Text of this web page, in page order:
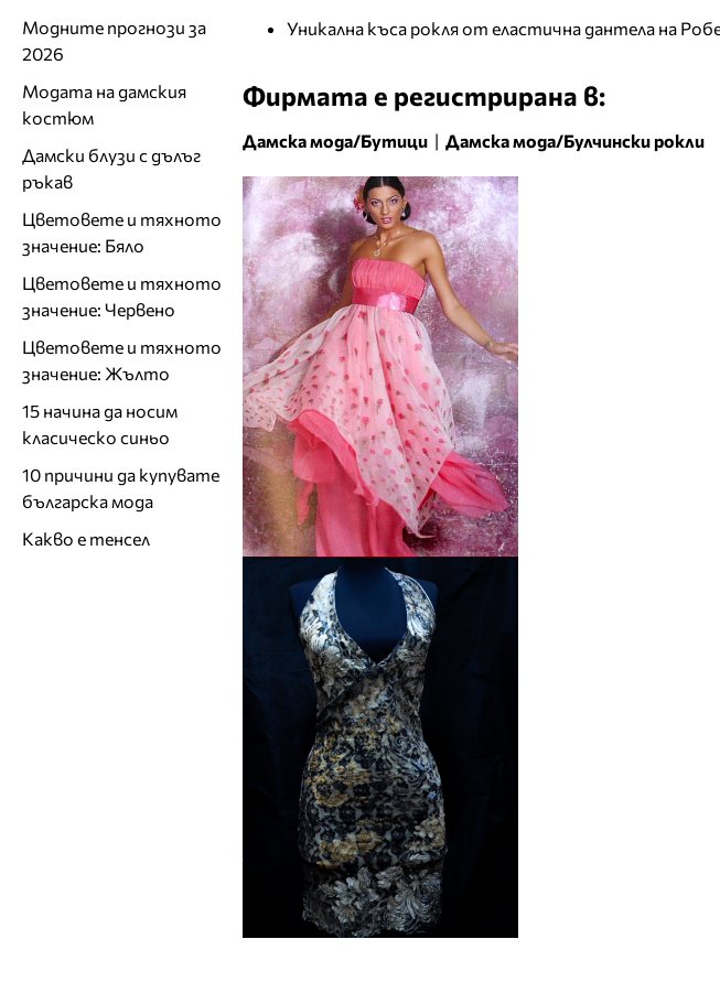
Уникална къса рокля от еластична дантела на
Фирмата е регистрирана в:
Дамска мода/Бутици | Дамска мода/Булчински рокли
Модните прогнози за
2026
Модата на дамския
костюм
Дамски блузи с дълъг
ръкав
Цветовете и тяхното
значение: Бяло
Цветовете и тяхното
значение: Червено
Цветовете и тяхното
значение: Жълто
15 начина да носим
класическо синьо
10 причини да купувате
българска мода
Какво е тенсел